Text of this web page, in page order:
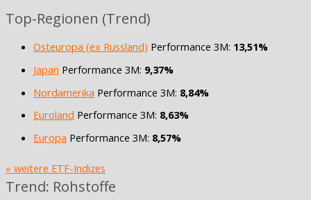
Top-Regionen (Trend)
Osteuropa (ex Russland) Performance 3M: 13,51%
Japan Performance 3M: 9,37%
Nordamerika Performance 3M: 8,84%
Euroland Performance 3M: 8,63%
Europa Performance 3M: 8,57%
» weitere ETF-Indizes
Trend: Rohstoffe